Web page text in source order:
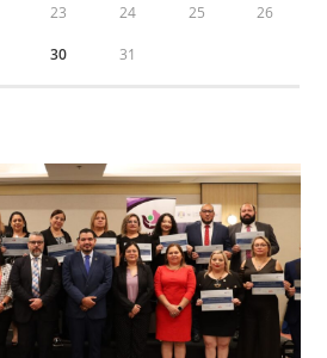
23 24 25 26
30 31